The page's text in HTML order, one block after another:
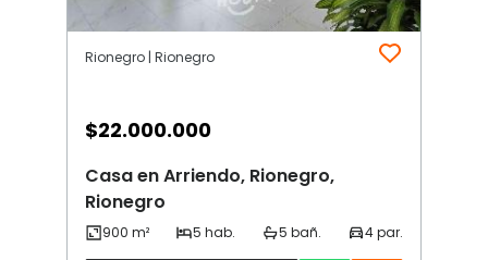
Rionegro | Rionegro
$22.000.000
Casa en Arriendo, Rionegro,
Rionegro